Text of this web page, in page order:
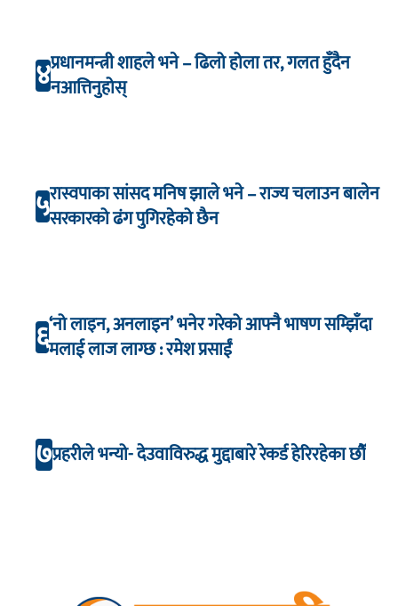
४प्रधानमन्त्री शाहले भने – ढिलो होला तर, गलत हुँदैन
नआत्तिनुहोस्
५रास्वपाका सांसद मनिष झाले भने – राज्य चलाउन बालेन
सरकारको ढंग पुगिरहेको छैन
६‘नो लाइन, अनलाइन’ भनेर गरेको आफ्नै भाषण सम्झिँदा
मलाई लाज लाग्छ : रमेश प्रसाईं
७प्रहरीले भन्यो- देउवाविरुद्ध मुद्दाबारे रेकर्ड हेरिरहेका छौँ